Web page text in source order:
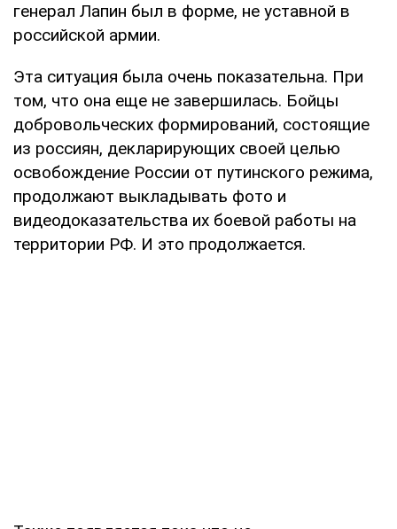
генерал Лапин был в форме, не уставной в
российской армии.
Эта ситуация была очень показательна. При
том, что она еще не завершилась. Бойцы
добровольческих формирований, состоящие
из россиян, декларирующих своей целью
освобождение России от путинского режима,
продолжают выкладывать фото и
видеодоказательства их боевой работы на
территории РФ. И это продолжается.